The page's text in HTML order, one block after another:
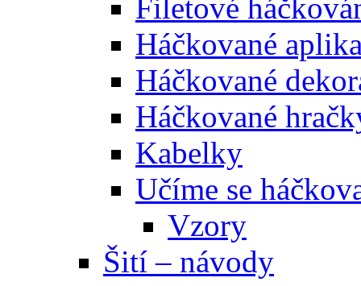
Filetové
Háčkované
Háčkované
Háčkované
Kabelky
Učíme se
Vzory
Šití – návody